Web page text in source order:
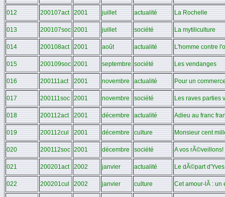
012 200107act 2001 juillet actualité La Rochelle
013 200107soc 2001 juillet société La mytiliculture
014 200108act 2001 août actualité L'homme contre
015 200109soc 2001 septembre société Les vendanges
016 200111act 2001 novembre actualité Pour un
017 200111soc 2001 novembre société Les raves parties
018 200112act 2001 décembre actualité Adieu au franc
019 200112cul 2001 décembre culture Monsieur cent
020 200112soc 2001 décembre société A vos rÃ©veillons!
021 200201act 2002 janvier actualité Le dÃ©part
022 200201cul 2002 janvier culture Cet amour-lÃ : un